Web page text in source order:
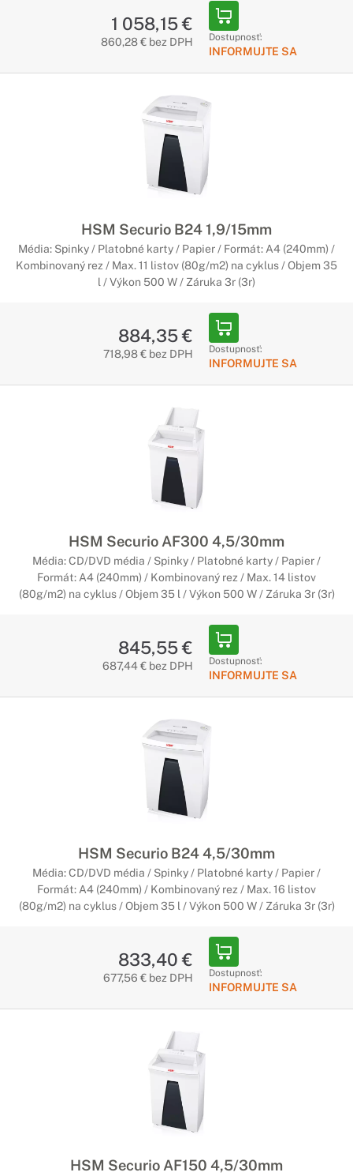
1 058,15 €
860,28 € bez DPH Dostupnosť:
INFORMUJTE SA
HSM Securio B24 1,9/15mm
Média: Spinky / Platobné karty / Papier / Formát: A4 (240mm) /
Kombinovaný rez / Max. 11 listov (80g/m2) na cyklus / Objem 35
l / Výkon 500 W / Záruka 3r (3r)
884,35 €
718,98 € bez DPH Dostupnosť:
INFORMUJTE SA
HSM Securio AF300 4,5/30mm
Média: CD/DVD média / Spinky / Platobné karty / Papier /
Formát: A4 (240mm) / Kombinovaný rez / Max. 14 listov
(80g/m2) na cyklus / Objem 35 l / Výkon 500 W / Záruka 3r (3r)
845,55 €
687,44 € bez DPH Dostupnosť:
INFORMUJTE SA
HSM Securio B24 4,5/30mm
Média: CD/DVD média / Spinky / Platobné karty / Papier /
Formát: A4 (240mm) / Kombinovaný rez / Max. 16 listov
(80g/m2) na cyklus / Objem 35 l / Výkon 500 W / Záruka 3r (3r)
833,40 €
677,56 € bez DPH Dostupnosť:
INFORMUJTE SA
HSM Securio AF150 4,5/30mm